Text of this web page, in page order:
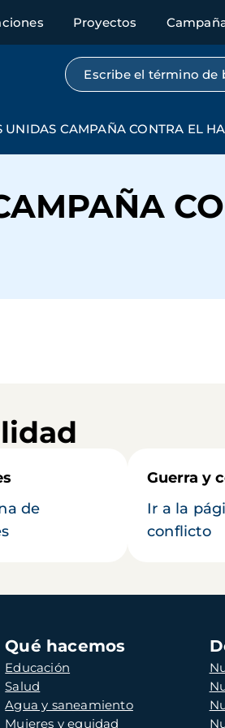
Proyectos
Búsqueda por texto
UNIDAS CAMPAÑA CONTRA EL
de
Guerra y
Ir a la
conflicto
Qué hacemos
Educación
Salud
Agua y saneamiento
Mujeres y equidad